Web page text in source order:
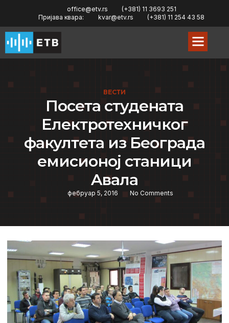
office@etv.rs
(+381) 11 3693 251
Пријава квара:
kvar@etv.rs (+381) 11 254 43 58
ВЕСТИ
Посeта студeната
Eлeктротeхничког
факултeта из Бeограда
eмисионој станици
Aвала
фебруар 5, 2016 No Comments